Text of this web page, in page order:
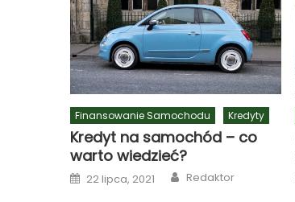
Finansowanie Samochodu Kredyty
Kredyt na samochód – co
warto wiedzieć?
Posted
on
22 lipca, 2021 Author
Redaktor